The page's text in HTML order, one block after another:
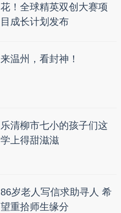
花！全球精英双创大赛项
目成长计划发布
来温州，看封神！
乐清柳市七小的孩子们这
学上得甜滋滋
86岁老人写信求助寻人 希
望重拾师生缘分